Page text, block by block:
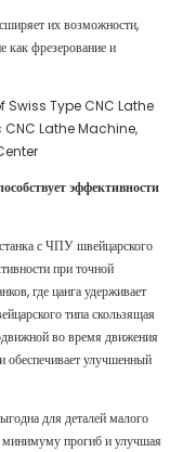
их возможности,
как фрезерование и
эффективности
с ЧПУ швейцарского
при точной
где цанга удерживает
типа скользящая
во время движения
обеспечивает улучшенный
для деталей малого
минимуму прогиб и улучшая